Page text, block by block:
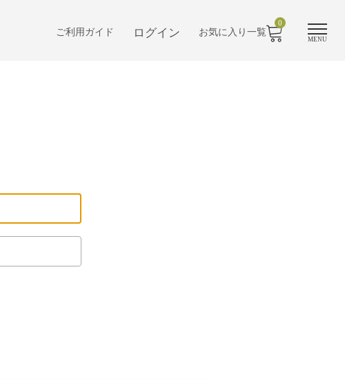
MENU
ご利用ガイド ログイン お気に入り一覧
0